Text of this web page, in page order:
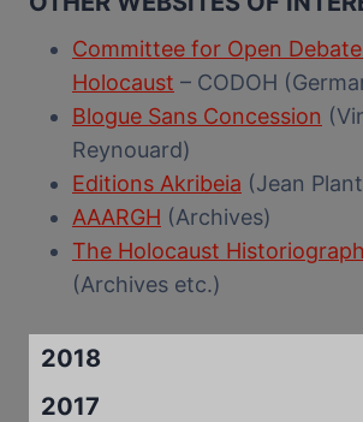
Committee for Open
Holocaust – CODOH
Blogue Sans Concession
Reynouard)
Editions Akribeia (Jean
AAARGH (Archives)
The Holocaust
(Archives etc.)
2018
2017